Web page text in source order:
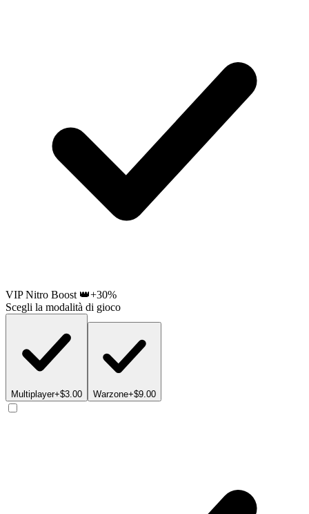
VIP Nitro Boost 👑+30%
Scegli la modalità di gioco
Multiplayer+$3.00 Warzone+$9.00